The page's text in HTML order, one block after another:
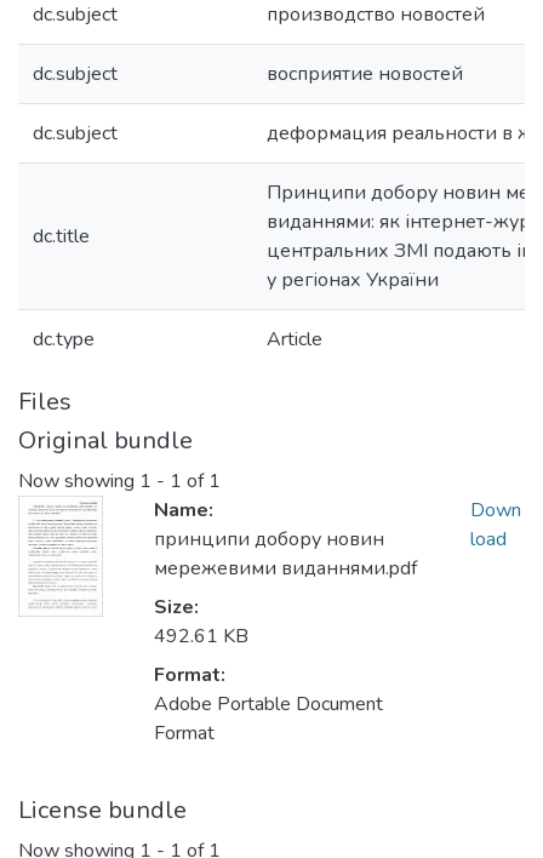
dc.subject производство новостей
dc.subject восприятие новостей
dc.subject деформация реальности в
dc.title
Принципи добору новин
виданнями: як інтернет-
центральних ЗМІ подають
у регіонах України
dc.type Article
Files
Original bundle
Now showing 1 - 1 of 1
Name:
принципи добору новин
мережевими виданнями.pdf
Size:
492.61 KB
Format:
Adobe Portable Document
Format
Down
load
License bundle
Now showing 1 - 1 of 1